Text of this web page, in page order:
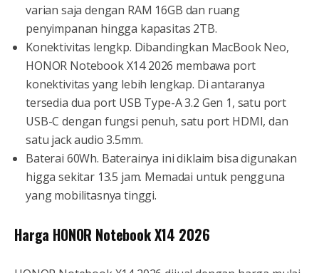
varian saja dengan RAM 16GB dan ruang
penyimpanan hingga kapasitas 2TB.
Konektivitas lengkp. Dibandingkan MacBook Neo,
HONOR Notebook X14 2026 membawa port
konektivitas yang lebih lengkap. Di antaranya
tersedia dua port USB Type-A 3.2 Gen 1, satu port
USB-C dengan fungsi penuh, satu port HDMI, dan
satu jack audio 3.5mm.
Baterai 60Wh. Baterainya ini diklaim bisa digunakan
higga sekitar 13.5 jam. Memadai untuk pengguna
yang mobilitasnya tinggi.
Harga HONOR Notebook X14 2026